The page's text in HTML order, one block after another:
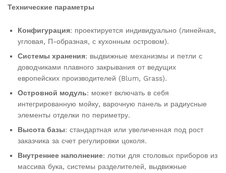
Технические параметры
Конфигурация: проектируется индивидуально (линейная,
угловая, П-образная, с кухонным островом).
Системы хранения: выдвижные механизмы и петли с
доводчиками плавного закрывания от ведущих
европейских производителей (Blum, Grass).
Островной модуль: может включать в себя
интегрированную мойку, варочную панель и радиусные
элементы отделки по периметру.
Высота базы: стандартная или увеличенная под рост
заказчика за счет регулировки цоколя.
Внутреннее наполнение: лотки для столовых приборов из
массива бука, системы разделителей, выдвижные